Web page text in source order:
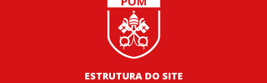
ESTRUTURA DO SITE